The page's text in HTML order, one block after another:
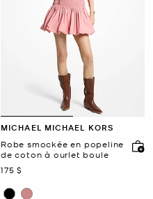
MICHAEL MICHAEL KORS
Robe smockée en popeline
de coton à ourlet boule
maintenant
175 $